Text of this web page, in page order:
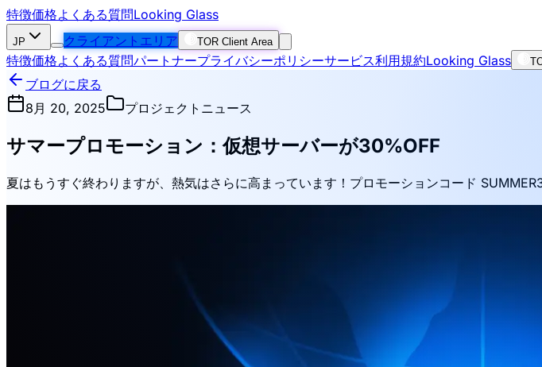
特徴価格よくある質問Looking Glass
JP クライアントエリア TOR Client Area
特徴価格よくある質問パートナープライバシーポリシーサービス利用規約Looking Glass
ブログに戻る
8月 20, 2025
プロジェクトニュース
サマープロモーション：仮想サーバーが30%OFF
夏はもうすぐ終わりますが、熱気はさらに高まっています！プロモーションコード